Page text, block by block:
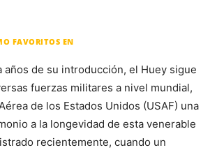
FAVORITOS EN
años de su introducción, el Huey sigue
fuerzas militares a nivel mundial,
de los Estados Unidos (USAF) una
a la longevidad de esta venerable
recientemente, cuando un